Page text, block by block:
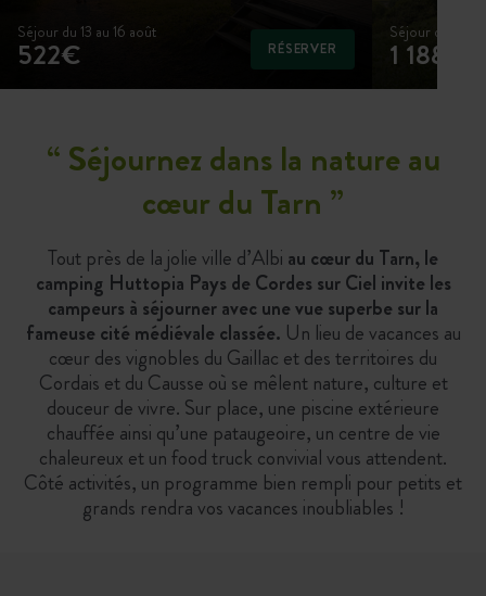
Séjour du 13 au 16 août
522€ RÉSERVER
Séjour du 15
1 188€
“Séjournez dans la nature au
cœur du Tarn ”
Tout près de la jolie ville d’Albi au cœurdu Tarn, le
camping Huttopia Pays de Cordes sur Ciel invite les
campeurs à séjourner avec une vue superbe sur la
fameuse cité médiévale classée. Un lieu de vacances au
cœur des vignobles du Gaillac et des territoires du
Cordais et du Causse où se mêlent nature, culture et
douceur de vivre. Sur place, une piscine extérieure
chauffée ainsi qu’une pataugeoire, un centre de vie
chaleureux et un food truck convivial vous attendent.
Côté activités, un programme bien rempli pour petits et
grands rendra vos vacances inoubliables !